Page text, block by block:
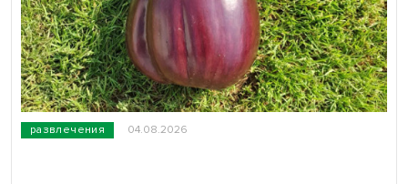
развлечения 04.08.2026